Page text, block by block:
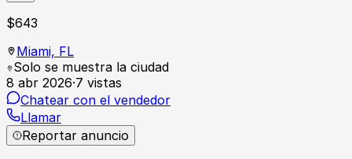
$643
Miami, FL
Solo se muestra la ciudad
8 abr 2026·7 vistas
Chatear con el vendedor
Llamar
Reportar anuncio